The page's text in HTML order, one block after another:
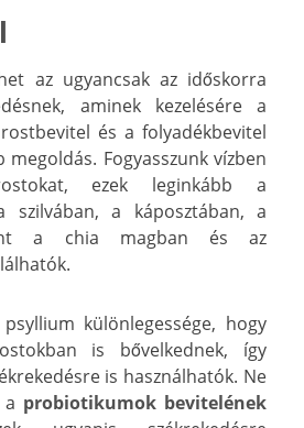
az ugyancsak az időskorra
aminek kezelésére a
és a folyadékbevitel
megoldás. Fogyasszunk vízben
ezek leginkább a
szilvában, a káposztában, a
a chia magban és az
különlegessége, hogy
is bővelkednek, így
is használhatók. Ne
probiotikumok bevitelének